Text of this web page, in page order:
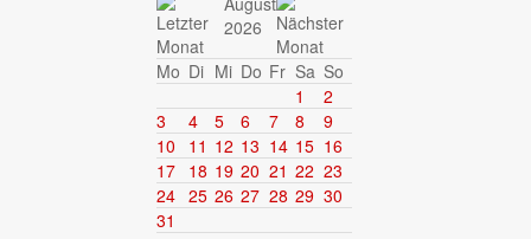
2026
Mo Di Mi Do Fr Sa So
1
2
3
4 5 6 7 8
9
10
11 12 13 14 15 16
17 18 19 20 21 22 23
24 25 26 27 28 29 30
31